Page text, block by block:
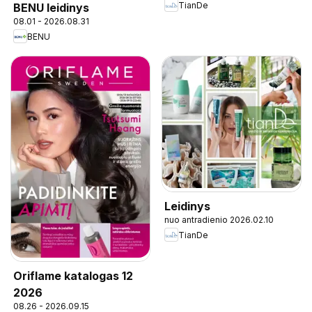
BENU leidinys
08.01 - 2026.08.31
BENU
TianDe
Oriflame katalogas 12
2026
08.26 - 2026.09.15
Leidinys
nuo antradienio 2026.02.10
TianDe